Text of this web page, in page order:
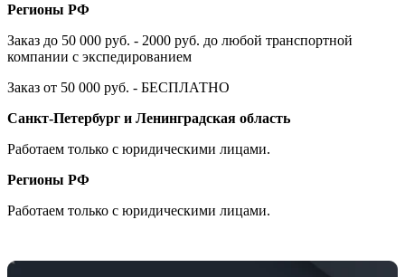
Регионы РФ
Заказ до 50 000 руб. - 2000 руб. до любой транспортной
компании с экспедированием
Заказ от 50 000 руб. - БЕСПЛАТНО
Санкт-Петербург и Ленинградская область
Работаем только с юридическими лицами.
Регионы РФ
Работаем только с юридическими лицами.